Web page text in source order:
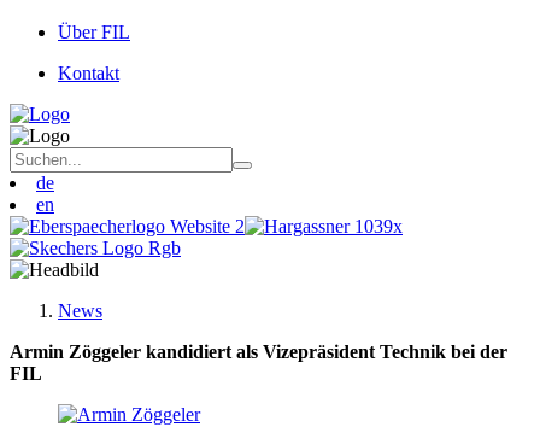
Über FIL
Kontakt
de
en
News
Armin Zöggeler kandidiert als Vizepräsident Technik bei der
FIL